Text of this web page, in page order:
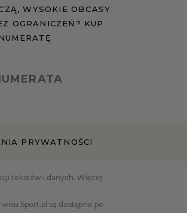
WYSOKIE OBCASY
OGRANICZEŃ? KUP
PRYWATNOŚCI
tekstów i danych. Więcej
Sport.pl są dostępne po